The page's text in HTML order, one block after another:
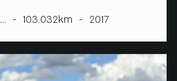
- 103.032km - 2017